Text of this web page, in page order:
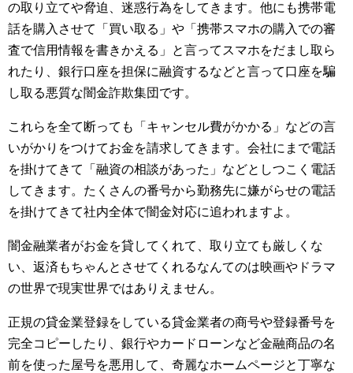
の取り立てや脅迫、迷惑行為をしてきます。他にも携帯電
話を購入させて「買い取る」や「携帯スマホの購入での審
査で信用情報を書きかえる」と言ってスマホをだまし取ら
れたり、銀行口座を担保に融資するなどと言って口座を騙
し取る悪質な闇金詐欺集団です。
これらを全て断っても「キャンセル費がかかる」などの言
いがかりをつけてお金を請求してきます。会社にまで電話
を掛けてきて「融資の相談があった」などとしつこく電話
してきます。たくさんの番号から勤務先に嫌がらせの電話
を掛けてきて社内全体で闇金対応に追われますよ。
闇金融業者がお金を貸してくれて、取り立ても厳しくな
い、返済もちゃんとさせてくれるなんてのは映画やドラマ
の世界で現実世界ではありえません。
正規の貸金業登録をしている貸金業者の商号や登録番号を
完全コピーしたり、銀行やカードローンなど金融商品の名
前を使った屋号を悪用して、奇麗なホームページと丁寧な